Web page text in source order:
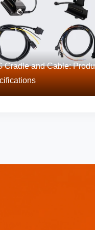
Cradle and Cable: